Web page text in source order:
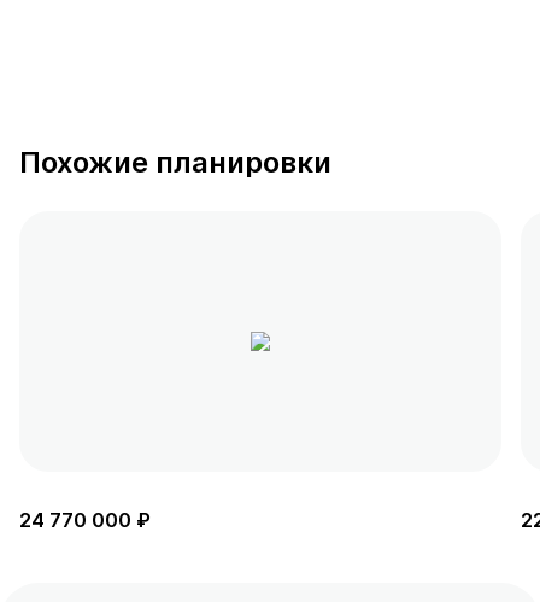
Похожие планировки
24 770 000 ₽